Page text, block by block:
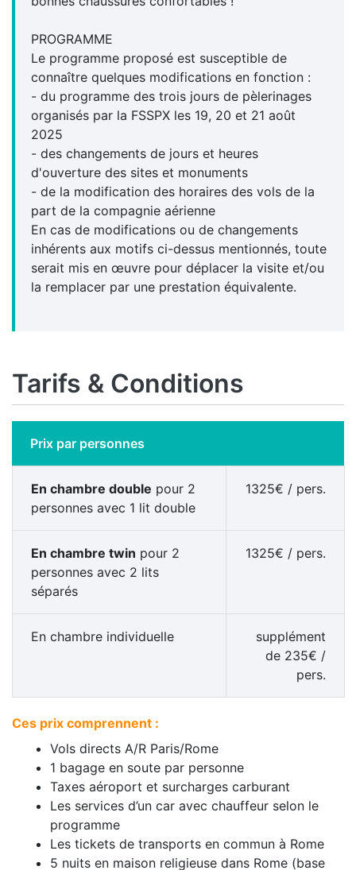
PROGRAMME
Le programme proposé est susceptible de
connaître quelques modifications en fonction :
- du programme des trois jours de pèlerinages
organisés par la FSSPX les 19, 20 et 21 août
2025
- des changements de jours et heures
d'ouverture des sites et monuments
- de la modification des horaires des vols de la
part de la compagnie aérienne
En cas de modifications ou de changements
inhérents aux motifs ci-dessus mentionnés, toute
serait mis en œuvre pour déplacer la visite et/ou
la remplacer par une prestation équivalente.
Tarifs & Conditions
Prix par personnes
En chambre double pour 2
personnes avec 1 lit double
1325€ / pers.
En chambre twin pour 2
personnes avec 2 lits
séparés
1325€ / pers.
En chambre individuelle
supplément
de 235€ /
pers.
Ces prix comprennent :
Vols directs A/R Paris/Rome
1 bagage en soute par personne
Taxes aéroport et surcharges carburant
Les services d’un car avec chauffeur selon le
programme
Les tickets de transports en commun à Rome
5 nuits en maison religieuse dans Rome (base